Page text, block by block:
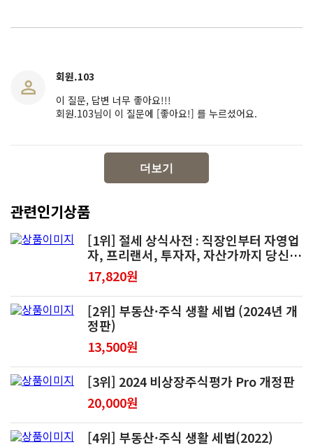
회원.103
이 질문, 답변 너무 좋아요!!!
회원.103님이 이 질문에 [좋아요!] 를 누르셨어요.
더보기
관련인기상품
[1위] 절세 상식사전 : 직장인부터 자영업
자, 프리랜서, 투자자, 자산가까지 당신을
위한 맞춤형 절세 플랜!
17,820원
[2위] 부동산·주식 생활 세법 (2024년 개
정판)
13,500원
[3위] 2024 비상장주식평가 Pro 개정판
20,000원
[4위] 부동산·주식 생활 세법(2022)